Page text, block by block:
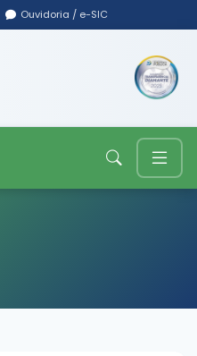
Ouvidoria / e-SIC